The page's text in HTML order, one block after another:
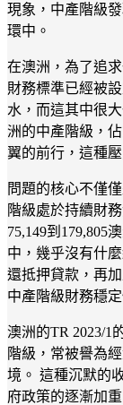
現象，中產階級
環中。
在澳洲，為了追
財務標準已經被
水，而這其中很
洲的中產階級，
翼的前行，這種
問題的核心不僅
階級處於持續財
75,149到179,805
中，幾乎沒有什
還抵押貸款，再
中產階級財務穩
澳洲的TR 2023/1
階級，常被譽為
境。 這種沉默的
府政策的逐漸加